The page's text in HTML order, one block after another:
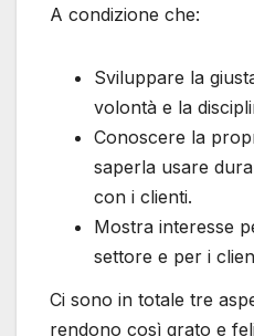
A condizione che:
Sviluppare la
volontà e la
Conoscere la
saperla usare
con i clienti.
Mostra interesse
settore e per i
Ci sono in totale tre
rendono così grato e